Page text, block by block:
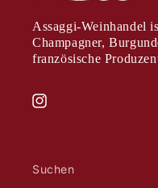
Assaggi-Weinhandel
Champagner,
französische
Instagram
Suchen